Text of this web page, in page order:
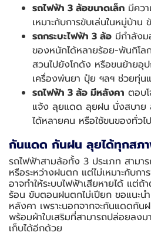
รถไฟฟ้า 3 ล้อขนาดเล็ก มีคว
เหมาะกับการขับเล่นในหมู่บ้าน
รถกระบะไฟฟ้า 3 ล้อ มีกำลัง
ของหนักได้หลายร้อย-พันกิโ
สวนไปยังโกดัง หรือขนย้ายอุ
เครื่องพ่นยา ปุ๋ย ฯลฯ ช่วยทุ่น
รถไฟฟ้า 3 ล้อ มีหลังคา ตอบ
แจ้ง ลุยแดด ลุยฝน นั่งสบาย
ได้หลายคน หรือใช้ขนของทั่วไ
กันแดด กันฝน ลุยได้ทุกสภา
รถไฟฟ้าสามล้อทั้ง 3 ประเภท สาม
หรือระหว่างฝนตก แต่ไม่เหมาะกับกา
อาจทำให้ระบบไฟฟ้าเสียหายได้ แต่
ร้อน ขับตอนฝนตกไม่เปียก ขอแนะน
หลังคา เพราะนอกจากจะกันแดดกัน
พร้อมผ้าใบเสริมที่สามารถปล่อยลง
เก็บได้อีกด้วย